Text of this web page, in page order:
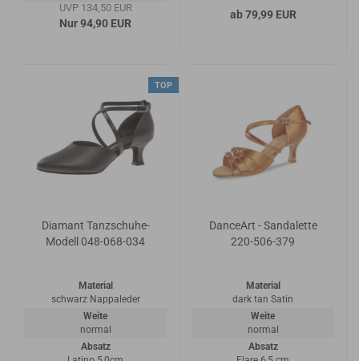
UVP 134,50 EUR
Nur 94,90 EUR
ab 79,99 EUR
TOP
Diamant Tanzschuhe-
Modell 048-068-034
Material
schwarz Nappaleder
Weite
normal
Absatz
DanceArt - Sandalette
220-506-379
Material
dark tan Satin
Weite
normal
Absatz